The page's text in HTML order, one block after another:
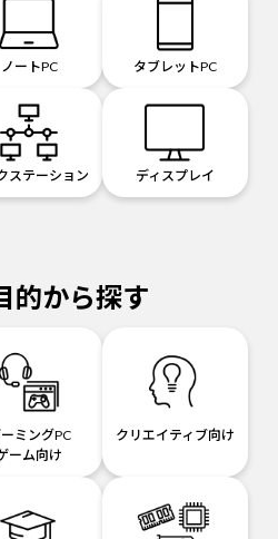
ノートPC タブレットPC
ステーション ディスプレイ
的から探す
ミングPC
ーム向け
クリエイティブ向け